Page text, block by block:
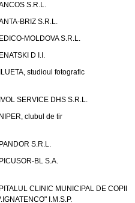
S.R.L.
BRIZ S.R.L.
MOLDOVA S.R.L.
D I.I.
studioul fotografic
SERVICE DHS S.R.L.
clubul de tir
S.R.L.
BL S.A.
CLINIC MUNICIPAL DE COPII
I.M.S.P.